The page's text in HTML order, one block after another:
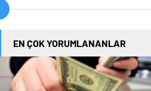
EN ÇOK YORUMLANANLAR